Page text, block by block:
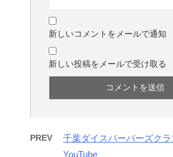
新しいコメントをメールで通知
新しい投稿をメールで受け取る
PREV
千葉ダイスバーバーズク
YouTube